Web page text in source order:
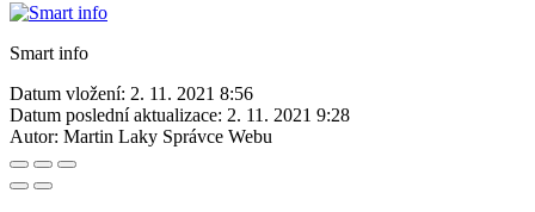
Smart info
Datum vložení: 2. 11. 2021 8:56
Datum poslední aktualizace: 2. 11. 2021 9:28
Autor: Martin Laky Správce Webu